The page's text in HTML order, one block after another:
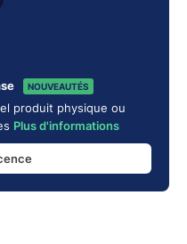
NOUVEAUTÉS
produit physique ou
Plus d'informations